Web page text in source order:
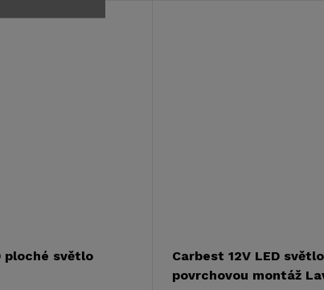
ploché světlo
Carbest 12V LED
povrchovou montáž